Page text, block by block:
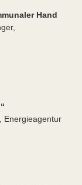
Hand
Energieagentur